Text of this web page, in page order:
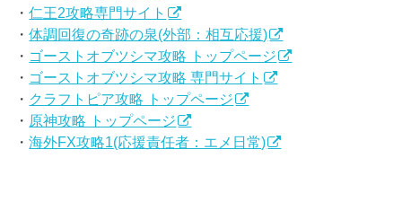
・仁王2攻略専門サイト
・体調回復の奇跡の泉(外部：相互応援)
・ ゴーストオブツシマ攻略 トップページ
・ ゴーストオブツシマ攻略 専門サイト
・ クラフトピア攻略 トップページ
・ 原神攻略 トップページ
・海外FX攻略1(応援責任者：エメ日常)